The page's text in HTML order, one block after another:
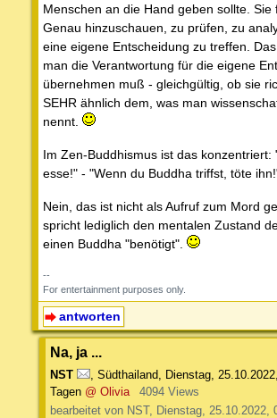
Menschen an die Hand geben sollte. Sie
Genau hinzuschauen, zu prüfen, zu
eine eigene Entscheidung zu treffen.
man die Verantwortung für die eigene
übernehmen muß - gleichgültig, ob sie
SEHR ähnlich dem, was man
nennt.
Im Zen-Buddhismus ist das konzentriert:
esse!" - "Wenn du Buddha triffst, töte
Nein, das ist nicht als Aufruf zum Mord
spricht lediglich den mentalen Zustand
einen Buddha "benötigt".
--
For entertainment purposes only.
antworten
Na, ja ...
NST Südthailand Dienstag,
Tagen @ Olivia
4094 Views
bearbeitet von NST, Dienstag, 25.10.2022,